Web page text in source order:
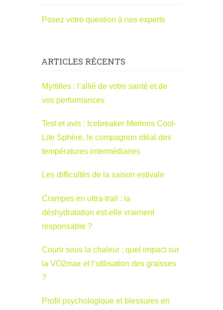
Posez votre question à nos experts
ARTICLES RÉCENTS
Myrtilles : l’allié de votre santé et de
vos performances
Test et avis : Icebreaker Merinos Cool-
Lite Sphère, le compagnon idéal des
températures intermédiaires
Les difficultés de la saison estivale
Crampes en ultra-trail : la
déshydratation est-elle vraiment
responsable ?
Courir sous la chaleur : quel impact sur
la VO2max et l’utilisation des graisses
?
Profil psychologique et blessures en